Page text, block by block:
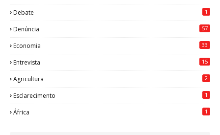
Debate 1
Denúncia 57
Economia 33
Entrevista 15
Agricultura 2
Esclarecimento 1
África 1